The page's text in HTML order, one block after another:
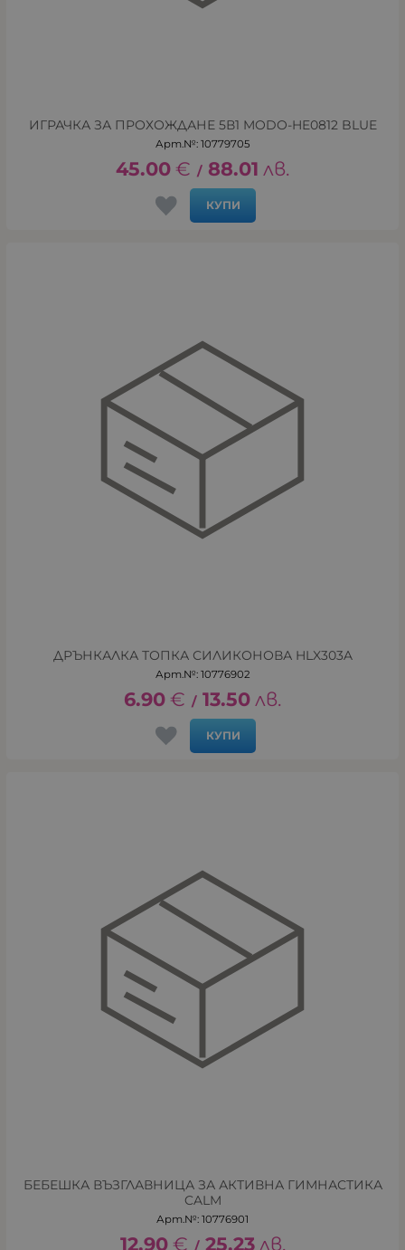
ИГРАЧКА ЗА ПРОХОЖДАНЕ 5В1 MODO-HE0812 BLUE
Арт.№: 10779705
45.00 € / 88.01 лв.
КУПИ
ДРЪНКАЛКА ТОПКА СИЛИКОНОВА HLX303A
Арт.№: 10776902
6.90 € / 13.50 лв.
КУПИ
БЕБЕШКА ВЪЗГЛАВНИЦА ЗА АКТИВНА ГИМНАСТИКА
CALM
Арт.№: 10776901
12.90 € / 25.23 лв.